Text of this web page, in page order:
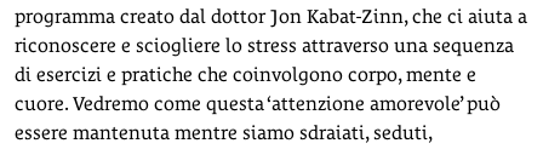
programma creato dal dottor Jon Kabat-Zinn, che ci aiuta a
riconoscere e sciogliere lo stress attraverso una sequenza
di esercizi e pratiche che coinvolgono corpo, mente e
cuore. Vedremo come questa ‘attenzione amorevole’ può
essere mantenuta mentre siamo sdraiati, seduti,